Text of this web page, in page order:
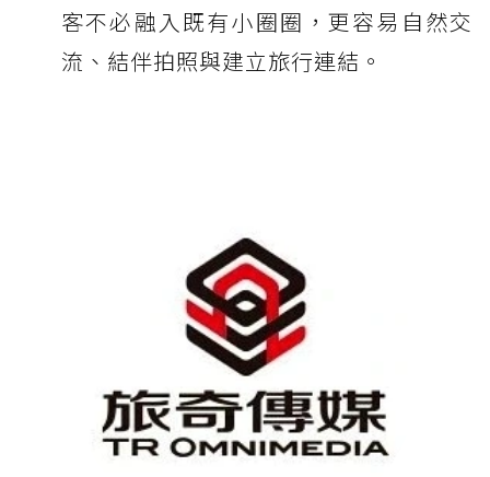
客不必融入既有小圈圈，更容易自然交
流、結伴拍照與建立旅行連結。